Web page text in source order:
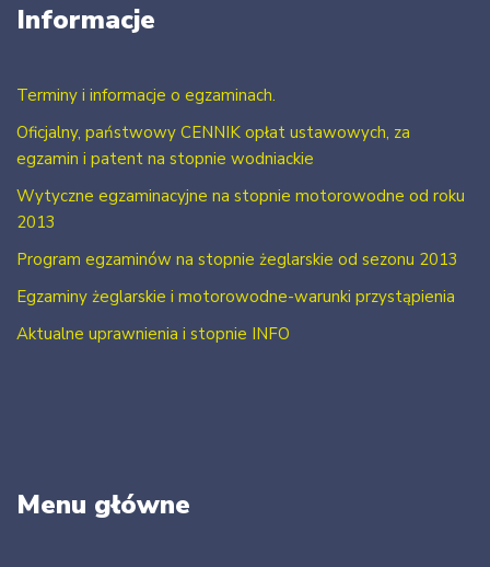
Informacje
Terminy i informacje o egzaminach.
Oficjalny, państwowy CENNIK opłat ustawowych, za
egzamin i patent na stopnie wodniackie
Wytyczne egzaminacyjne na stopnie motorowodne od roku
2013
Program egzaminów na stopnie żeglarskie od sezonu 2013
Egzaminy żeglarskie i motorowodne-warunki przystąpienia
Aktualne uprawnienia i stopnie INFO
Menu główne